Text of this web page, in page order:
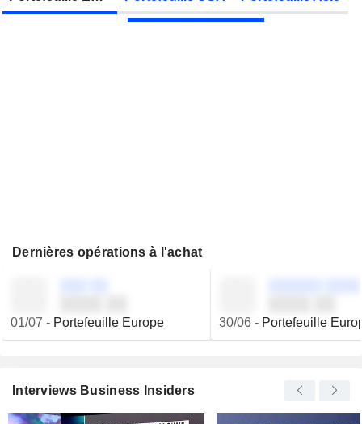
Dernières opérations à l'achat
01/07 - Portefeuille Europe 30/06- Portefeuille
Interviews Business Insiders